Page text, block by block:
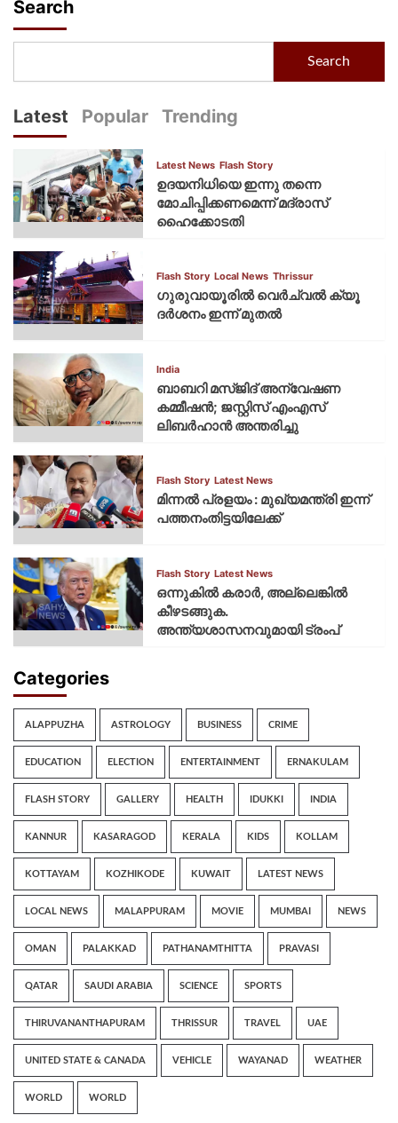
Search
Search
Latest Popular Trending
Latest News Flash Story
ഉദയനിധിയെ ഇന്നു തന്നെ
മോചിപ്പിക്കണമെന്ന് മദ്രാസ്
ഹൈക്കോടതി
Flash Story Local News Thrissur
ഗുരുവായൂരില്‍ വെര്‍ച്വല്‍ ക്യൂ
ദര്‍ശനം ഇന്ന് മുതല്‍
India
ബാബറി മസ്ജിദ് അന്വേഷണ
കമ്മീഷന്‍; ജസ്റ്റിസ് എംഎസ്
ലിബര്‍ഹാന്‍ അന്തരിച്ചു
Flash Story Latest News
മിന്നല്‍ പ്രളയം : മുഖ്യമന്ത്രി ഇന്ന്
പത്തനംതിട്ടയിലേക്ക്
Flash Story Latest News
ഒന്നുകില്‍ കരാര്‍, അല്ലെങ്കില്‍
കീഴടങ്ങുക.
അന്ത്യശാസനവുമായി ട്രംപ്
Categories
ALAPPUZHA ASTROLOGY BUSINESS CRIME
EDUCATION ELECTION ENTERTAINMENT ERNAKULAM
FLASH STORY GALLERY HEALTH IDUKKI INDIA
KANNUR KASARAGOD KERALA KIDS KOLLAM
KOTTAYAM KOZHIKODE KUWAIT LATEST NEWS
LOCAL NEWS MALAPPURAM MOVIE MUMBAI NEWS
OMAN PALAKKAD PATHANAMTHITTA PRAVASI
QATAR SAUDI ARABIA SCIENCE SPORTS
THIRUVANANTHAPURAM THRISSUR TRAVEL UAE
UNITED STATE & CANADA VEHICLE WAYANAD WEATHER
WORLD WORLD